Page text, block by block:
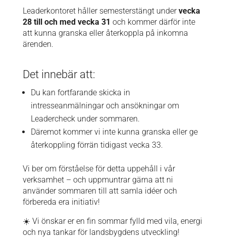
Leaderkontoret håller semesterstängt undervecka
28 till och med vecka 31 och kommer därför inte
att kunna granska eller återkoppla på inkomna
ärenden.
Det innebär att:
Du kan fortfarande skicka in
intresseanmälningar och ansökningar om
Leadercheck under sommaren.
Däremot kommer vi inte kunna granska eller ge
återkoppling förrän tidigast vecka 33.
Vi ber om förståelse för detta uppehåll i vår
verksamhet – och uppmuntrar gärna att ni
använder sommaren till att samla idéer och
förbereda era initiativ!
☀️ Vi önskar er en fin sommar fylld med vila, energi
och nya tankar för landsbygdens utveckling!